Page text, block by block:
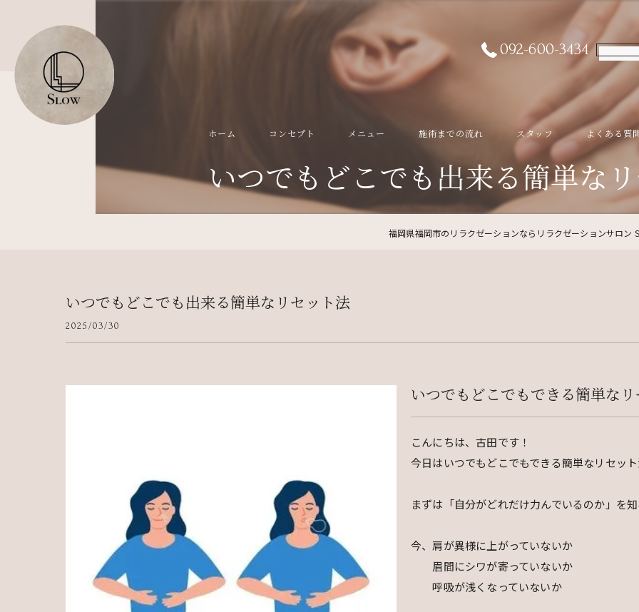
092-600-3434
ホーム コンセプト メニュー 施術までの流れ スタッフ よくある質
いつでもどこでも出来る簡単な
福岡県福岡市のリラクゼーションならリラクゼーションサロン
いつでもどこでも出来る簡単なリセット法
2025/03/30
いつでもどこでもできる簡単な
こんにちは、古田です！
今日はいつでもどこでもできる簡単なリセッ
まずは「自分がどれだけ力んでいるのか」を知
今、肩が異様に上がっていないか
眉間にシワが寄っていないか
呼吸が浅くなっていないか